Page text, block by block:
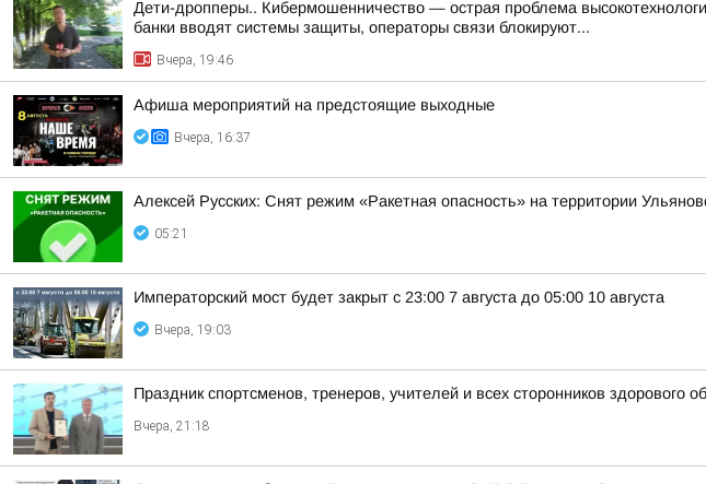
Дети-дропперы.. Кибермошенничество — острая проблема
банки вводят системы защиты, операторы связи блокируют...
Вчера, 19:46
Афиша мероприятий на предстоящие выходные
Вчера, 16:37
Алексей Русских: Снят режим «Ракетная опасность» на территории
05:21
Императорский мост будет закрыт с 23:00 7 августа до 05:00 10 августа
Вчера, 19:03
Праздник спортсменов, тренеров, учителей и всех сторонников здорового
Вчера, 21:18